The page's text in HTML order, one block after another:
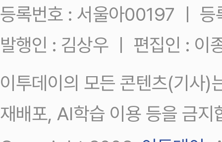
등록번호 : 서울아00197 ㅣ
발행인 : 김상우 ㅣ 편집인 : 이
이투데이의 모든 콘텐츠(기사)
재배포, AI학습 이용 등을 금지